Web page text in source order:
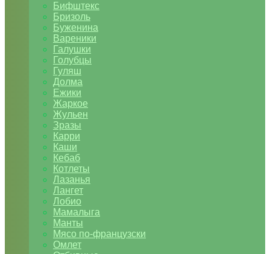
Бифштекс
Бризоль
Буженина
Вареники
Галушки
Голубцы
Гуляш
Долма
Ежики
Жаркое
Жульен
Зразы
Карри
Каши
Кебаб
Котлеты
Лазанья
Лангет
Лобио
Мамалыга
Манты
Мясо по-французски
Омлет